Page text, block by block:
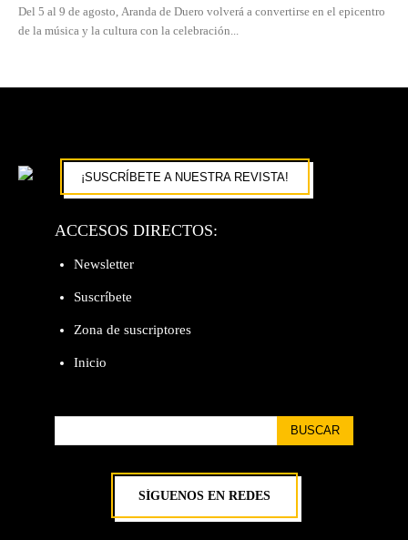
Del 5 al 9 de agosto, Aranda de Duero volverá a convertirse en el epicentro
de la música y la cultura con la celebración...
¡SUSCRÍBETE A NUESTRA REVISTA!
ACCESOS DIRECTOS:
Newsletter
Suscríbete
Zona de suscriptores
Inicio
BUSCAR
SÍGUENOS EN REDES